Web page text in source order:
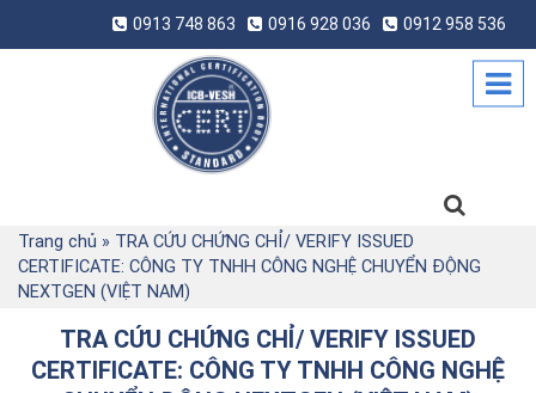
0913 748 863 0916 928 036 0912 958 536
Trang chủ » TRA CỨU CHỨNG CHỈ/ VERIFY ISSUED
CERTIFICATE: CÔNG TY TNHH CÔNG NGHỆ CHUYỂN ĐỘNG
NEXTGEN (VIỆT NAM)
TRA CỨU CHỨNG CHỈ/ VERIFY ISSUED
CERTIFICATE: CÔNG TY TNHH CÔNG NGHỆ